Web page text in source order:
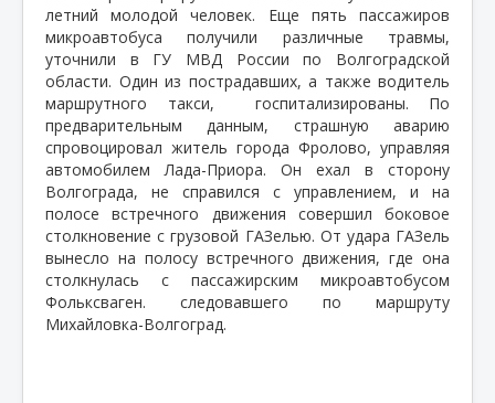
летний молодой человек. Еще пять пассажиров
микроавтобуса получили различные травмы,
уточнили в ГУ МВД России по Волгоградской
области. Один из пострадавших, а также водитель
маршрутного такси,
госпитализированы. По
предварительным данным, страшную аварию
спровоцировал житель города Фролово, управляя
автомобилем Лада-Приора. Он ехал в сторону
Волгограда, не справился с управлением, и на
полосе встречного движения совершил боковое
столкновение с грузовой ГАЗелью. От удара ГАЗель
вынесло на полосу встречного движения, где она
столкнулась с пассажирским микроавтобусом
Фольксваген. следовавшего по маршруту
Михайловка-Волгоград.